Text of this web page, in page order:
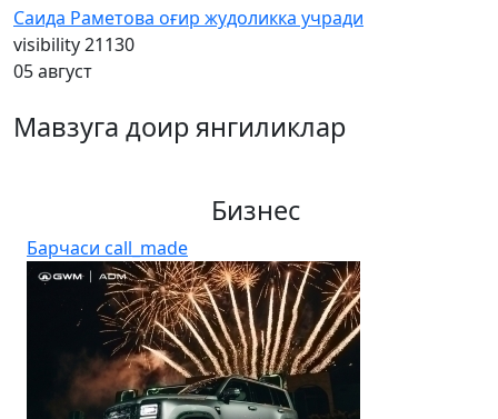
Саида Раметова оғир жудоликка учради
visibility21130
05 август
Мавзуга доир янгиликлар
Бизнес
Барчаси call_made